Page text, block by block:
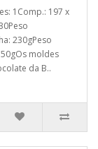
1Comp.: 197 x
230gPeso
moldes
da B..